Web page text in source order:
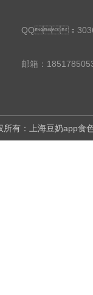
QQ：
邮箱：
有：上海豆奶app